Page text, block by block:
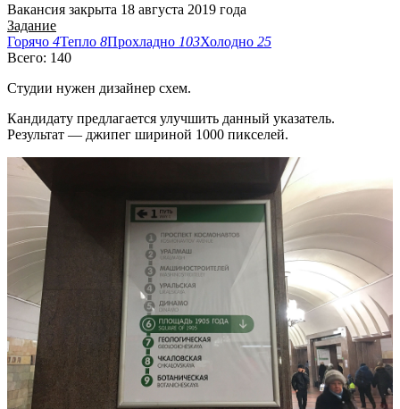
Вакансия закрыта 18 августа 2019 года
Задание
Горячо 4Тепло 8Прохладно 103Холодно 25
Всего: 140
Студии нужен дизайнер схем.
Кандидату предлагается улучшить данный указатель.
Результат — джипег шириной 1000 пикселей.